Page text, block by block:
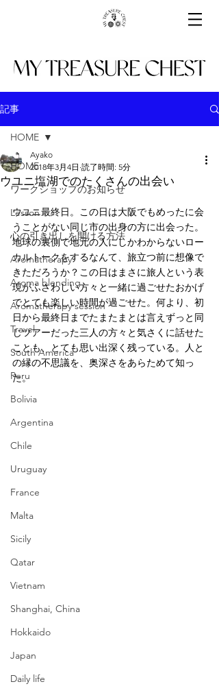
記事
HOME
ワークショップのお知らせ
Lesson
心の引き出しを開ける方法
Aromatherapy
Aroma blending
Aromatherapy session
Travel
South America
Peru
Bolivia
Argentina
Chile
Uruguay
France
Malta
Sicily
Qatar
Vietnam
Shanghai, China
Hokkaido
Japan
Daily life
HOME
ウユニ塩湖でのたくさんの出会い
Ayako
2018年3月4日 読了時間: 5分
ウユニ最終日。この日は大阪でもめったに会
うことがない同じ市の出身の方に出会った。
地球の裏側で地元の人にしかわからないロー
カルトークをするなんて、旅立つ前に想像で
きただろうか？この日はまさに旅人という表
現がふさわしい方々と一緒に過ごせたおかげ
でとても楽しい時間が過ごせた。何より、初
日から最終日までたまたまとは言えずっと同
じツアーだった三人の方々と気さくに話せた
ことも、とても思い出深く残っている。人と
の縁の不思議を、奥深さをあらためて知っ
た。